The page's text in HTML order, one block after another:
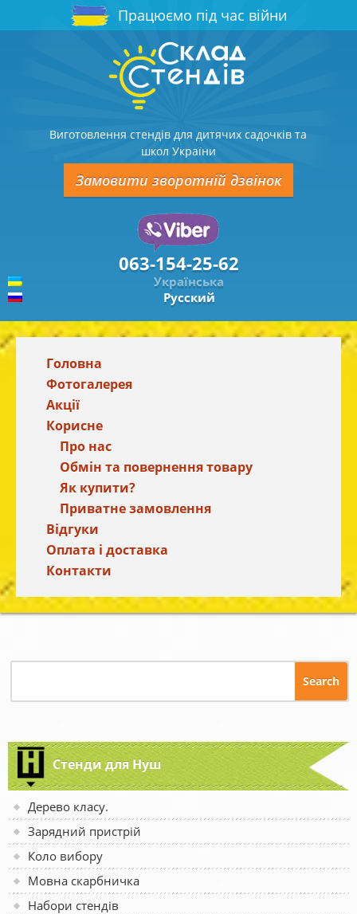
Працюємо під час війни
Виготовлення стендів для дитячих садочків та
школ України
Замовити зворотній дзвінок
063-154-25-62
Українська
Русский
Головна
Фотогалерея
Акції
Корисне
Про нас
Обмін та повернення товару
Як купити?
Приватне замовлення
Відгуки
Оплата і доставка
Контакти
Стенди для Нуш
Дерево класу.
Зарядний пристрій
Коло вибору
Мовна скарбничка
Набори стендів